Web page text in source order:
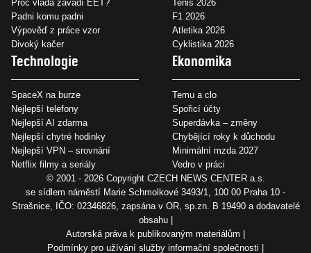
Proč vláda zavádí EET?
Padni komu padni
Výpověď z práce vzor
Divoký kačer
Tenis 2026
F1 2026
Atletika 2026
Cyklistika 2026
Technologie
SpaceX na burze
Nejlepší telefony
Nejlepší AI zdarma
Nejlepší chytré hodinky
Nejlepší VPN – srovnání
Netflix filmy a seriály
Ekonomika
Temu a clo
Spořicí účty
Superdávka – změny
Chybějící roky k důchodu
Minimální mzda 2027
Vedro v práci
© 2001 - 2026 Copyright CZECH NEWS CENTER a.s.
se sídlem náměstí Marie Schmolkové 3493/1, 100 00 Praha 10 -
Strašnice, IČO: 02346826, zapsána v OR, sp.zn. B 19490 a dodavatelé
obsahu
Autorská práva k publikovaným materiálům
Podmínky pro užívání služby informační společnosti